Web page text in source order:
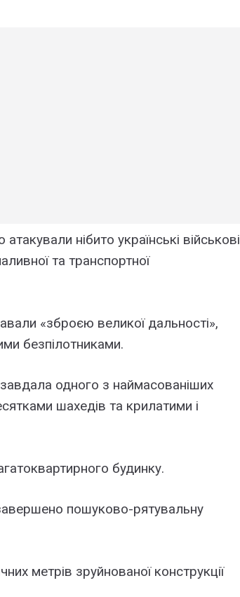
нібито українські військові
та транспортної
«зброєю великої дальності»,
безпілотниками.
одного з наймасованіших
шахедів та крилатими і
будинку.
пошуково-рятувальну
метрів зруйнованої конструкції